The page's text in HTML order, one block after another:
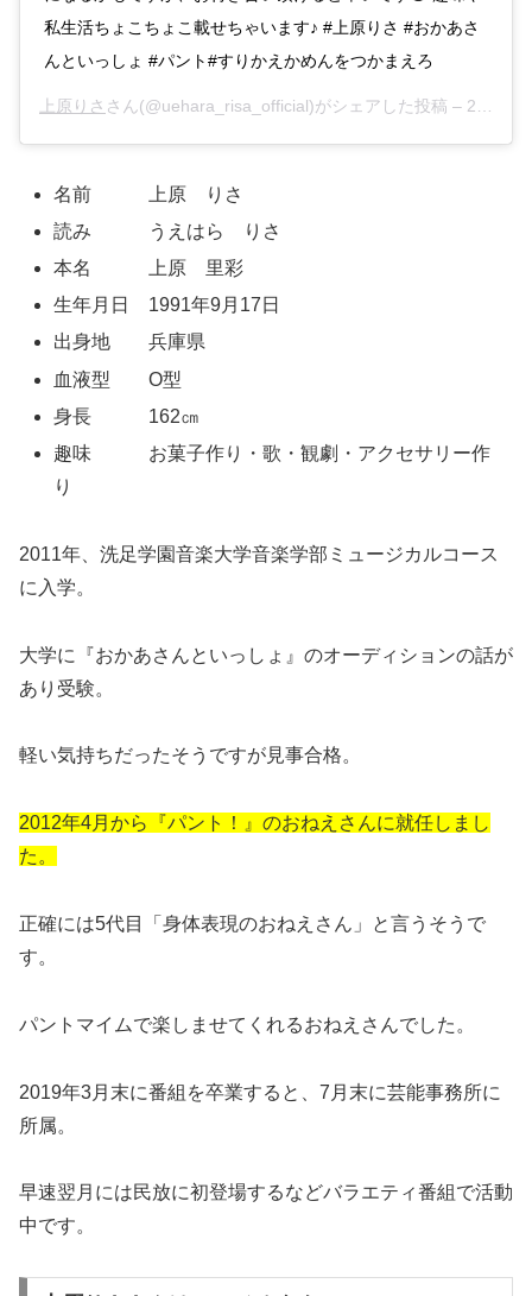
私生活ちょこちょこ載せちゃいます♪ #上原りさ #おかあさ
んといっしょ #パント#すりかえかめんをつかまえろ
上原りさ さん(@uehara_risa_official)がシェアした投稿 – 2019年 7月月30日午後8時03分PDT
名前 上原 りさ
読み うえはら りさ
本名 上原 里彩
生年月日 1991年9月17日
出身地 兵庫県
血液型 O型
身長 162㎝
趣味 お菓子作り・歌・観劇・アクセサリー作
り
2011年、洗足学園音楽大学音楽学部ミュージカルコース
に入学。
大学に『おかあさんといっしょ』のオーディションの話が
あり受験。
軽い気持ちだったそうですが見事合格。
2012年4月から『パント！』のおねえさんに就任しまし
た。
正確には5代目「身体表現のおねえさん」と言うそうで
す。
パントマイムで楽しませてくれるおねえさんでした。
2019年3月末に番組を卒業すると、7月末に芸能事務所に
所属。
早速翌月には民放に初登場するなどバラエティ番組で活動
中です。